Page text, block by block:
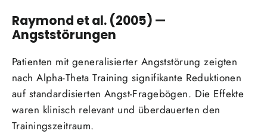
Raymond et al. (2005) —
Angststörungen
Patienten mit generalisierter Angststörung zeigten
nach Alpha-Theta Training signifikante Reduktionen
auf standardisierten Angst-Fragebögen. Die Effekte
waren klinisch relevant und überdauerten den
Trainingszeitraum.